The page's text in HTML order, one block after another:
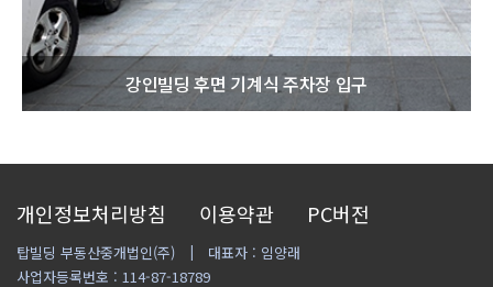
강인빌딩 후면 기계식 주차장 입구
개인정보처리방침 이용약관 PC버전
탑빌딩 부동산중개법인(주)
대표자 : 임양래
사업자등록번호 : 114-87-18789